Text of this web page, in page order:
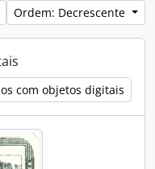
Ordem: Decrescente
com objetos digitais